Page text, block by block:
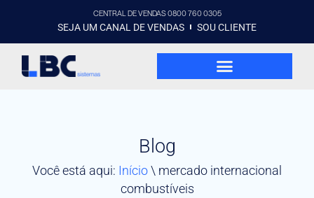
CENTRAL DE VENDAS 0800 760 0305
SEJA UM CANAL DE VENDAS SOU CLIENTE
Blog
Você está aqui: Início\ mercado internacional
combustíveis